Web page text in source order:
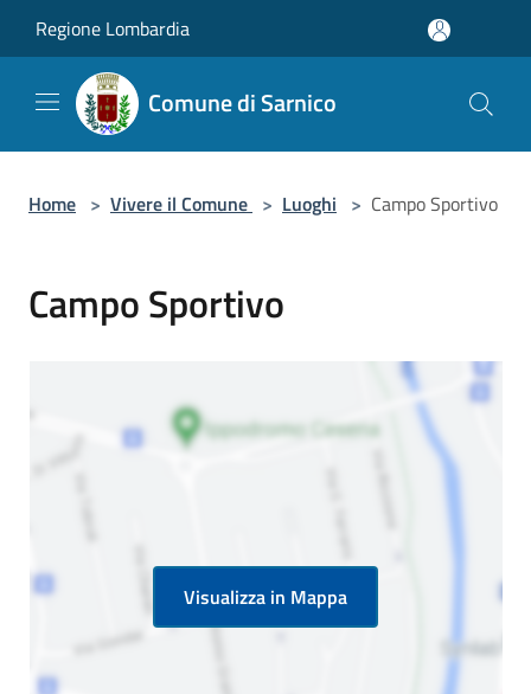
Regione Lombardia
Comune di Sarnico
Home > Vivere il Comune > Luoghi > Campo Sportivo
Campo Sportivo
Visualizza in Mappa